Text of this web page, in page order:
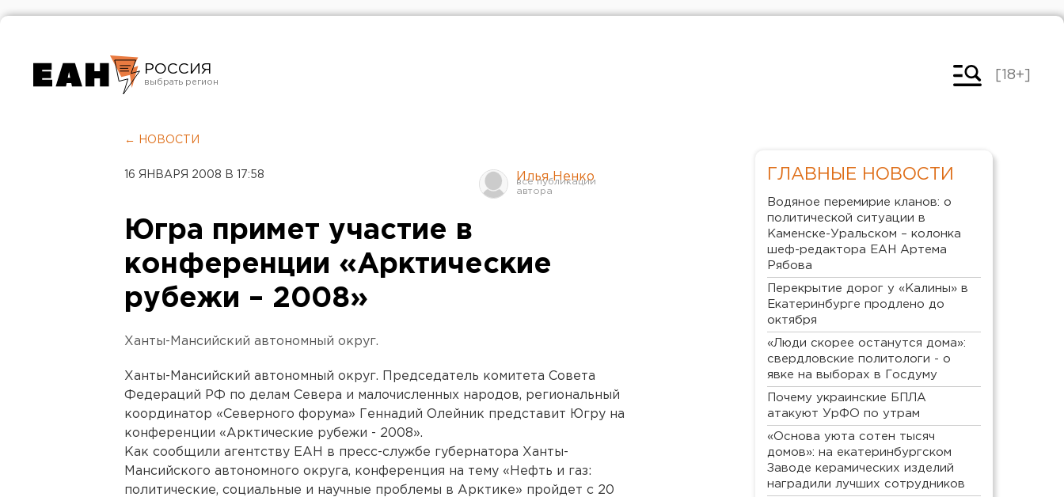
РОССИЯ
Челябинск
[18+]
← НОВОСТИ
16 ЯНВАРЯ 2008 В 17:58 Илья Ненко
Югра примет участие в
конференции «Арктические
рубежи – 2008»
Ханты-Мансийский автономный округ.
Ханты-Мансийский автономный округ. Председатель комитета Совета
Федераций РФ по делам Севера и малочисленных народов, региональный
координатор «Северного форума» Геннадий Олейник представит Югру на
конференции «Арктические рубежи - 2008».
Как сообщили агентству ЕАН в пресс-службе губернатора Ханты-
Мансийского автономного округа, конференция на тему «Нефть и газ:
политические, социальные и научные проблемы в Арктике» пройдет с 20
ГЛАВНЫЕ НОВОСТИ
Водяное перемирие кланов: о
политической ситуации в
Каменске-Уральском – колонка
шеф-редактора ЕАН Артема
Рябова
Перекрытие дорог у «Калины» в
Екатеринбурге продлено до
октября
«Люди скорее останутся дома»:
свердловские политологи - о
явке на выборах в Госдуму
Почему украинские БПЛА
атакуют УрФО по утрам
«Основа уюта сотен тысяч
домов»: на екатеринбургском
Заводе керамических изделий
наградили лучших сотрудников